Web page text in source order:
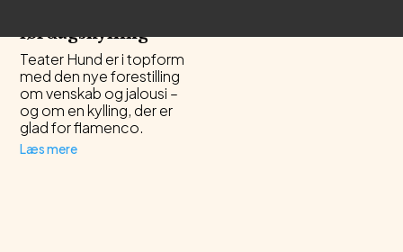
lørdagskylling'
Teater Hund er i topform
med den nye forestilling
om venskab og jalousi –
og om en kylling, der er
glad for flamenco.
Læs mere